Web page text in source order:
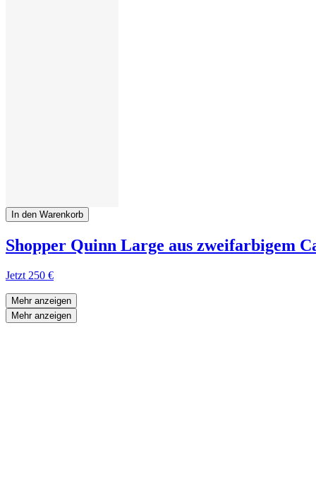
In den Warenkorb
Shopper Quinn Large aus zweifarbigem
Jetzt 250 €
Mehr anzeigen
Mehr anzeigen